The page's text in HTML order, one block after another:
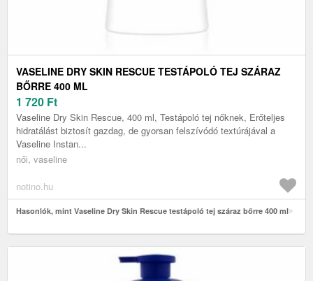
VASELINE DRY SKIN RESCUE TESTÁPOLÓ TEJ SZÁRAZ
BŐRRE 400 ML
1 720 Ft
Vaseline Dry Skin Rescue, 400 ml, Testápoló tej nőknek, Erőteljes
hidratálást biztosít gazdag, de gyorsan felszívódó textúrájával a
Vaseline Instan...
női, vaseline
notino.hu
Hasonlók, mint Vaseline Dry Skin Rescue testápoló tej száraz bőrre 400 ml